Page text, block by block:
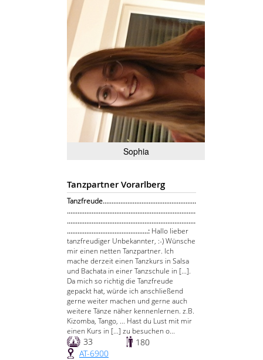
Sophia
Tanzpartner Vorarlberg
Tanzfreude.....................................................
.........................................................................
.........................................................................
..............................................: Hallo lieber
tanzfreudiger Unbekannter, :-) Wünsche
mir einen netten Tanzpartner. Ich
mache derzeit einen Tanzkurs in Salsa
und Bachata in einer Tanzschule in [...].
Da mich so richtig die Tanzfreude
gepackt hat, würde ich anschließend
gerne weiter machen und gerne auch
weitere Tänze näher kennenlernen. z.B.
Kizomba, Tango, ... Hast du Lust mit mir
einen Kurs in [...] zu besuchen o...
33
180
AT-6900